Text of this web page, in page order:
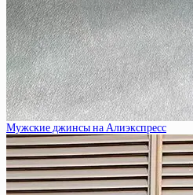
Мужские джинсы на Алиэкспресс